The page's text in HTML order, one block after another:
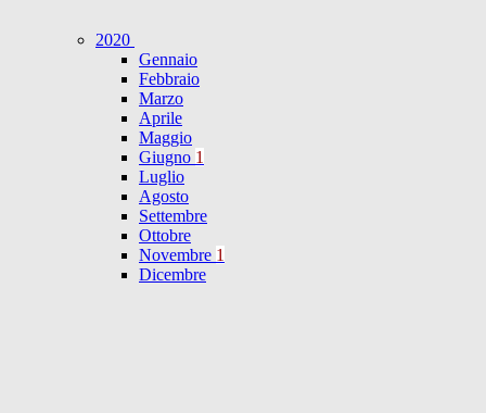
2020
Gennaio
Febbraio
Marzo
Aprile
Maggio
Giugno 1
Luglio
Agosto
Settembre
Ottobre
Novembre 1
Dicembre